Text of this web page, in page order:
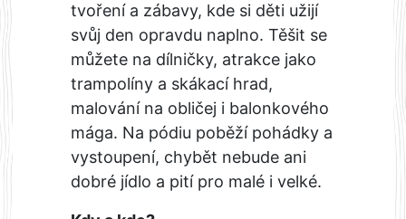
tvoření a zábavy, kde si děti užijí
svůj den opravdu naplno. Těšit se
můžete na dílničky, atrakce jako
trampolíny a skákací hrad,
malování na obličej i balonkového
mága. Na pódiu poběží pohádky a
vystoupení, chybět nebude ani
dobré jídlo a pití pro malé i velké.